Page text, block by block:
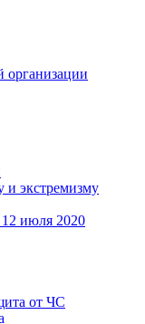
организации
и экстремизму
июля 2020
от ЧС